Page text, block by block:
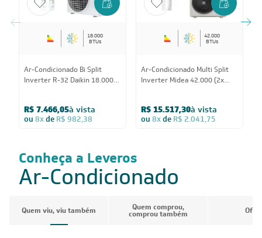
18.000
BTUs
Ar-Condicionado Bi Split
Inverter R-32 Daikin 18.000
R$ 7.466,05à vista
ou 8xde R$ 982,38
42.000
BTUs
Ar-Condicionado Multi Split
Inverter Midea 42.000 (2x
R$ 15.517,30à vista
ou 8xde R$ 2.041,75
Conheça a Leveros
Ar-Condicionado
Quem viu, viu também Quem comprou,
comprou também